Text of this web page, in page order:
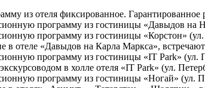
из отеля фиксированное.
программу из гостиницы «Давыдов на
программу из гостиницы «Корстон»
отеле «Давыдов на Карла Маркса»,
программу из гостиницы «IT Park»
в холле отеля «IT Park» (ул.
программу из гостиницы «Ногай» (ул.